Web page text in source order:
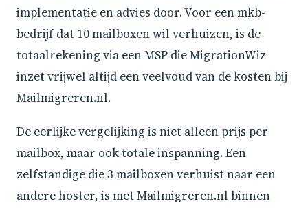
implementatie en advies door. Voor een mkb-
bedrijf dat 10 mailboxen wil verhuizen, is de
totaalrekening via een MSP die MigrationWiz
inzet vrijwel altijd een veelvoud van de kosten bij
Mailmigreren.nl.
De eerlijke vergelijking is niet alleen prijs per
mailbox, maar ook totale inspanning. Een
zelfstandige die 3 mailboxen verhuist naar een
andere hoster, is met Mailmigreren.nl binnen